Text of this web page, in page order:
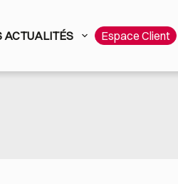
ACTUALITÉS Espace Client